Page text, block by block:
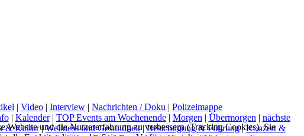
| Video| Interview| Nachrichten / Doku | Polizeimappe
| Kalender| TOP Events am Wochenende| Morgen | Übermorgen | nächste
& Kultur|Wellness und Gesundheit|Besichtigung & Führung|Konzert &
Website und die Nutzererfahrung zu verbessern (Tracking Cookies). Sie